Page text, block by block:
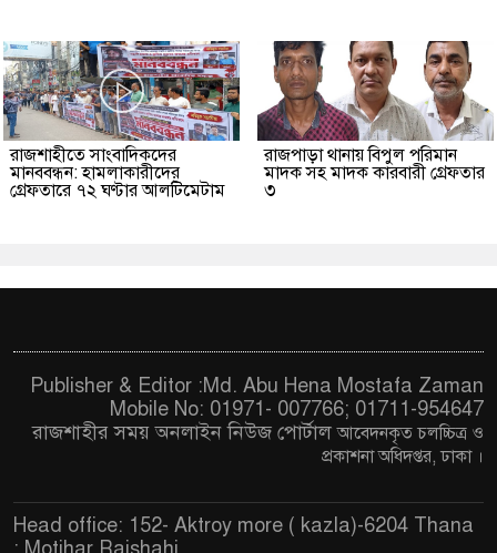
রাজশাহীতে সাংবাদিকদের
মানববন্ধন: হামলাকারীদের
গ্রেফতারে ৭২ ঘণ্টার আলটিমেটাম
রাজপাড়া থানায় বিপুল পরিমান
মাদক সহ মাদক কারবারী গ্রেফতার
৩
Publisher & Editor :Md. Abu Hena Mostafa Zaman
Mobile No: 01971- 007766; 01711-954647
রাজশাহীর সময় অনলাইন নিউজ পোর্টালআবেদনকৃত চলচ্চিত্র ও
প্রকাশনা অধিদপ্তর, ঢাকা ।
Head office: 152- Aktroy more ( kazla)-6204 Thana